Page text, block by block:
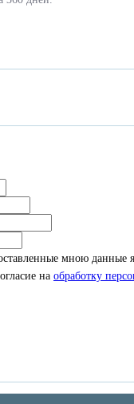
мною данные
на обработку